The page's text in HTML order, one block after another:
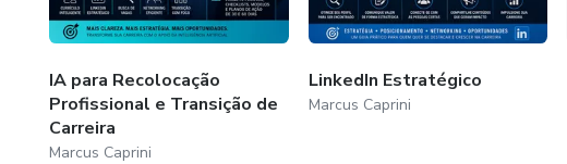
IA para Recolocação
Profissional e Transição de
Carreira
Marcus Caprini
LinkedIn Estratégico
Marcus Caprini